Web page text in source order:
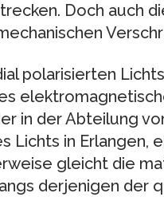
Doch auch
polarisierten
in der Abteilung
Lichts in Erlangen,
gleicht die
derjenigen der